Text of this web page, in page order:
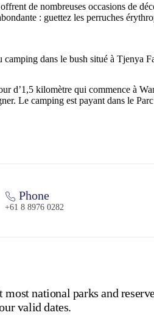
de nombreuses occasions de
: guettez les perruches
camping dans le bush situé à Tjenya
d’1,5 kilomètre qui commence à
Le camping est payant dans le
Phone
+61 8 8976 0282
national parks and
valid dates.